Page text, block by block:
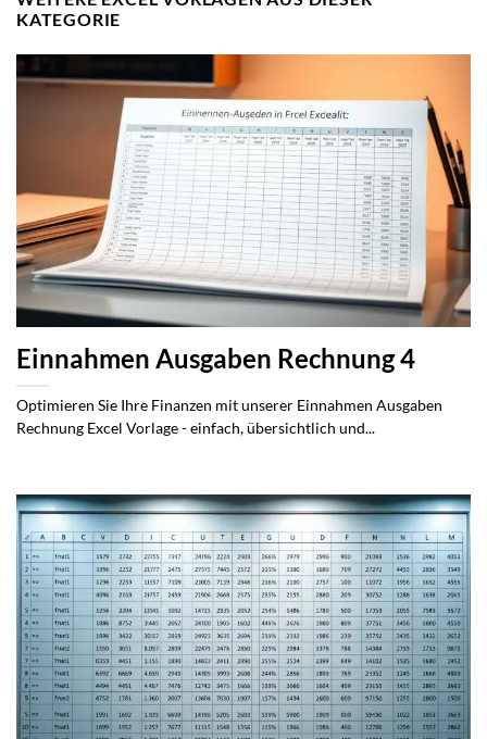
KATEGORIE
Einnahmen Ausgaben Rechnung 4
Optimieren Sie Ihre Finanzen mit unserer Einnahmen Ausgaben
Rechnung Excel Vorlage - einfach, übersichtlich und...